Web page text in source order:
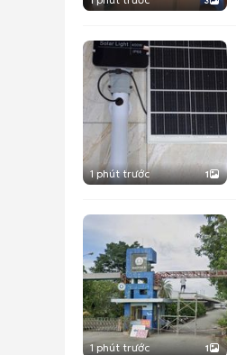
1 phút trước 1
1 phút trước 1